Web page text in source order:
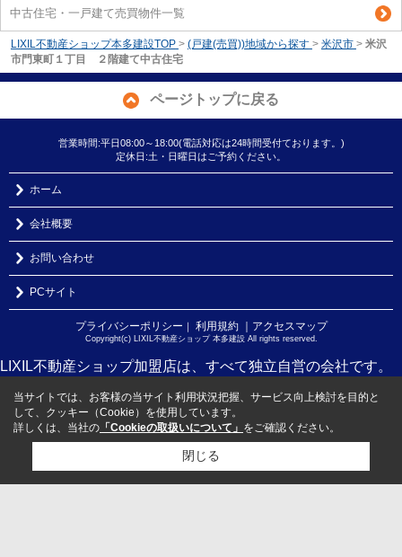
中古住宅・一戸建て売買物件一覧
LIXIL不動産ショップ本多建設TOP > (戸建(売買))地域から探す > 米沢市 > 米沢
市門東町１丁目 ２階建て中古住宅
ページトップに戻る
営業時間:平日08:00～18:00(電話対応は24時間受付ております。)
定休日:土・日曜日はご予約ください。
ホーム
会社概要
お問い合わせ
PCサイト
プライバシーポリシー 利用規約 ｜アクセスマップ
Copyright(c) LIXIL不動産ショップ 本多建設 All rights reserved.
LIXIL不動産ショップ加盟店は、すべて独立自営の会社です。
当サイトでは、お客様の当サイト利用状況把握、サービス向上検討を目的と
して、クッキー（Cookie）を使用しています。
詳しくは、当社の 「Cookieの取扱いについて」 をご確認ください。
閉じる